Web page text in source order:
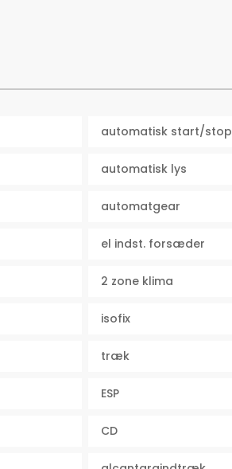
automatisk start/stop
automatisk lys
automatgear
el indst. forsæder
2 zone klima
isofix
træk
ESP
CD